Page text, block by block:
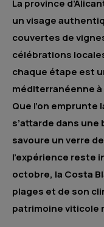
La province
un visage
couvertes de
célébrations
chaque étape est
méditerranéenne
Que l’on emprunte
s’attarde dans une
savoure un verre
l’expérience reste
octobre, la Costa
plages et de son
patrimoine viticole